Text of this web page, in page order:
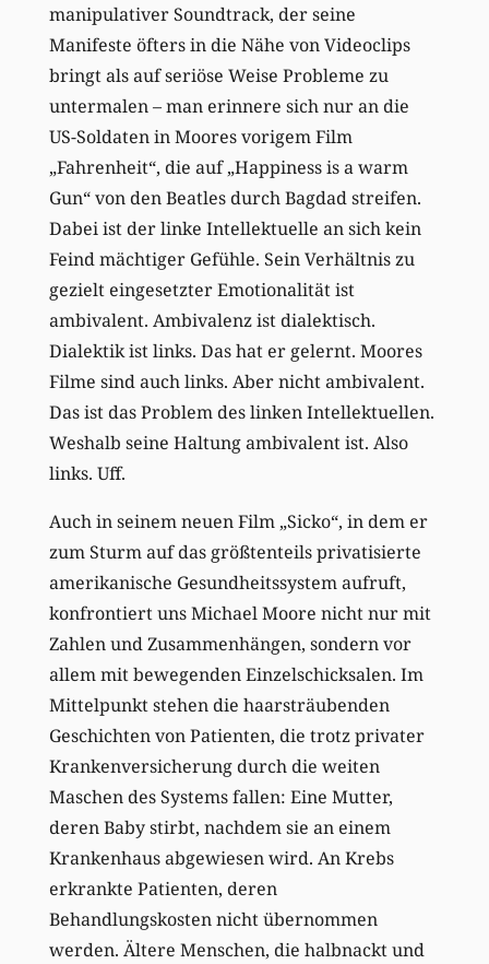
manipulativer Soundtrack, der seine
Manifeste öfters in die Nähe von Videoclips
bringt als auf seriöse Weise Probleme zu
untermalen – man erinnere sich nur an die
US-Soldaten in Moores vorigem Film
„Fahrenheit“, die auf „Happiness is a warm
Gun“ von den Beatles durch Bagdad streifen.
Dabei ist der linke Intellektuelle an sich kein
Feind mächtiger Gefühle. Sein Verhältnis zu
gezielt eingesetzter Emotionalität ist
ambivalent. Ambivalenz ist dialektisch.
Dialektik ist links. Das hat er gelernt. Moores
Filme sind auch links. Aber nicht ambivalent.
Das ist das Problem des linken Intellektuellen.
Weshalb seine Haltung ambivalent ist. Also
links. Uff.
Auch in seinem neuen Film „Sicko“, in dem er
zum Sturm auf das größtenteils privatisierte
amerikanische Gesundheitssystem aufruft,
konfrontiert uns Michael Moore nicht nur mit
Zahlen und Zusammenhängen, sondern vor
allem mit bewegenden Einzelschicksalen. Im
Mittelpunkt stehen die haarsträubenden
Geschichten von Patienten, die trotz privater
Krankenversicherung durch die weiten
Maschen des Systems fallen: Eine Mutter,
deren Baby stirbt, nachdem sie an einem
Krankenhaus abgewiesen wird. An Krebs
erkrankte Patienten, deren
Behandlungskosten nicht übernommen
werden. Ältere Menschen, die halbnackt und